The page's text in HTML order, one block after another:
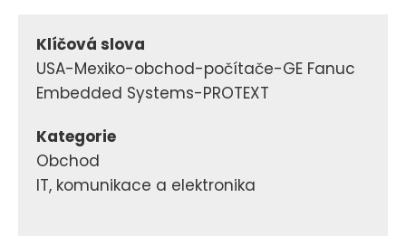
Klíčová slova
USA-Mexiko-obchod-počítače-GE Fanuc
Embedded Systems-PROTEXT
Kategorie
Obchod
IT, komunikace a elektronika